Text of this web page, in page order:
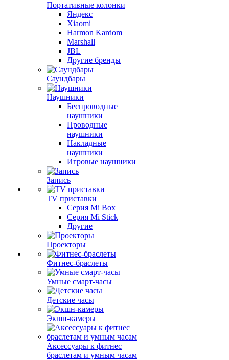
Портативные колонки
Яндекс
Xiaomi
Harmon Kardom
Marshall
JBL
Другие бренды
Саундбары
Наушники
Беспроводные
наушники
Проводные
наушники
Накладные
наушники
Игровые наушники
Запись
TV приставки
Серия Mi Box
Серия Mi Stick
Другие
Проекторы
Фитнес-браслеты
Умные смарт-часы
Детские часы
Экшн-камеры
Аксессуары к фитнес
браслетам и умным часам